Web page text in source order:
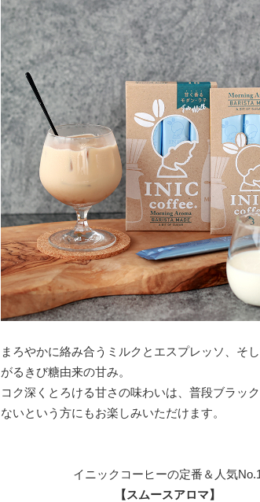
まろやかに絡み合うミルクとエスプレッソ、そ
がるきび糖由来の甘み。
コク深くとろける甘さの味わいは、普段ブラッ
ないという方にもお楽しみいただけます。
イニックコーヒーの定番＆人気
【スムースアロマ】